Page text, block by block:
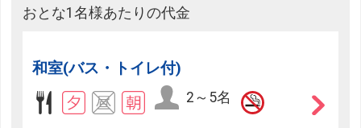
おとな1名様あたりの代金
和室(バス・トイレ付)
2～5名